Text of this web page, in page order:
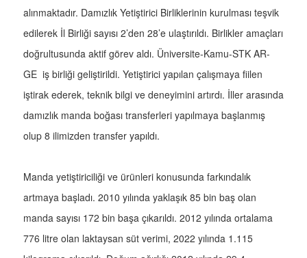
alınmaktadır. Damızlık Yetiştirici Birliklerinin kurulması teşvik
edilerek İl Birliği sayısı 2’den 28’e ulaştırıldı. Birlikler amaçları
doğrultusunda aktif görev aldı. Üniversite-Kamu-STK AR-
GE iş birliği geliştirildi. Yetiştirici yapılan çalışmaya fiilen
iştirak ederek, teknik bilgi ve deneyimini artırdı. İller arasında
damızlık manda boğası transferleri yapılmaya başlanmış
olup 8 ilimizden transfer yapıldı.
Manda yetiştiriciliği ve ürünleri konusunda farkındalık
artmaya başladı. 2010 yılında yaklaşık 85 bin baş olan
manda sayısı 172 bin başa çıkarıldı. 2012 yılında ortalama
776 litre olan laktaysan süt verimi, 2022 yılında 1.115